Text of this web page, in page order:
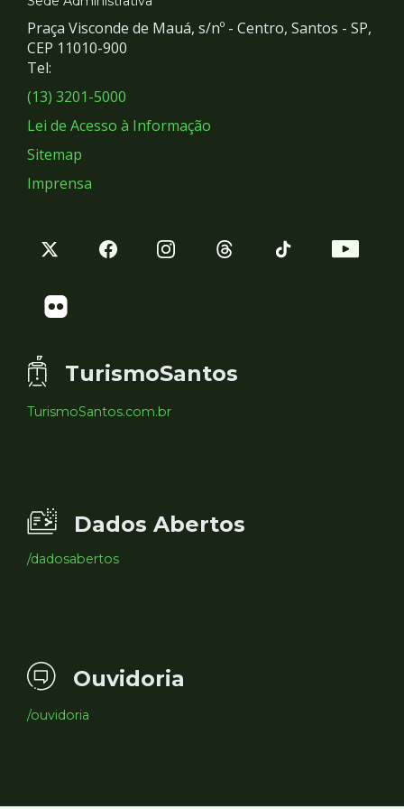
e
Redes
Sociais
Praça Visconde de Mauá, s/nº - Centro, Santos - SP,
CEP 11010-900
Tel:
(13) 3201-5000
Lei de Acesso à Informação
Sitemap
Imprensa
TurismoSantos
TurismoSantos.com.br
Dados Abertos
/dadosabertos
Ouvidoria
/ouvidoria